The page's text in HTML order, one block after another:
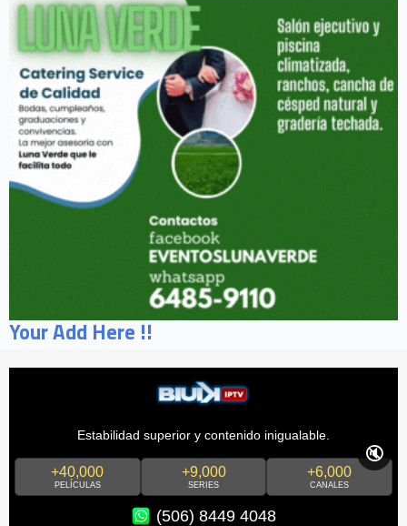
Your Add Here !!
Estabilidad superior y contenido inigualable.
+40,000
PELÍCULAS
+9,000
SERIES
+6,000
CANALES
(506) 8449 4048
🔇